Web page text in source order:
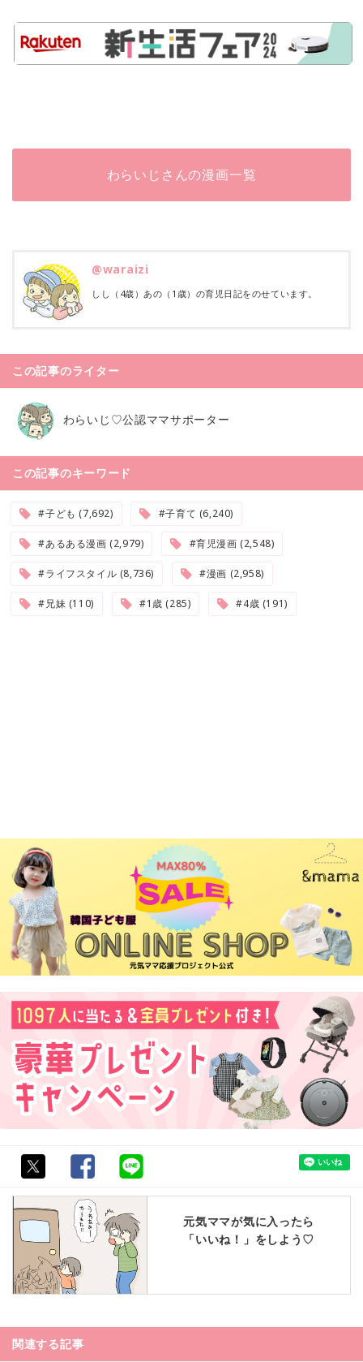
わらいじさんの漫画一覧
@waraizi
しし（4歳）あの（1歳）の育児日記をのせています。
この記事のライター
わらいじ♡公認ママサポーター
この記事のキーワード
#子ども (7,692) #子育て (6,240)
#あるある漫画 (2,979) #育児漫画 (2,548)
#ライフスタイル (8,736) #漫画 (2,958)
#兄妹 (110) #1歳 (285) #4歳 (191)
元気ママが気に入ったら
「いいね！」をしよう♡
関連する記事